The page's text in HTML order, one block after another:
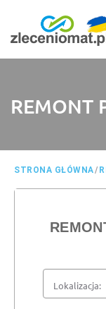
REMONT
STRONA GŁÓWNA/
Lokalizacja: